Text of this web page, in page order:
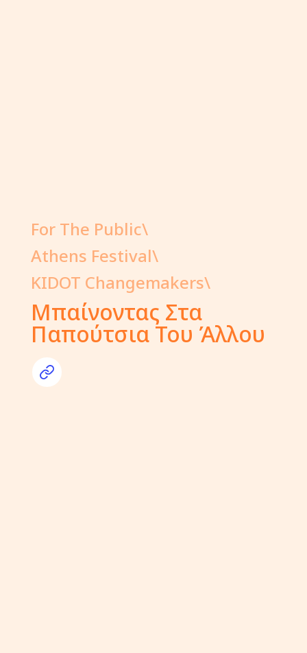
For The Public\
Athens Festival\
KIDOT Changemakers\
Μπαίνοντας Στα
Παπούτσια Του Άλλου